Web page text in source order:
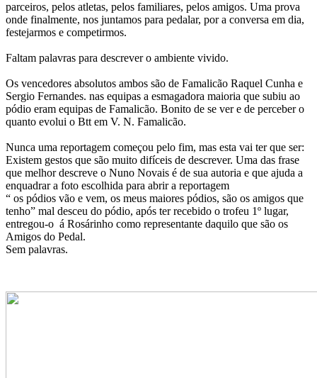
parceiros, pelos atletas, pelos familiares, pelos amigos. Uma prova
onde finalmente, nos juntamos para pedalar, por a conversa em dia,
festejarmos e competirmos.
Faltam palavras para descrever o ambiente vivido.
Os vencedores absolutos ambos são de Famalicão Raquel Cunha e
Sergio Fernandes. nas equipas a esmagadora maioria que subiu ao
pódio eram equipas de Famalicão. Bonito de se ver e de perceber o
quanto evolui o Btt em V. N. Famalicão.
Nunca uma reportagem começou pelo fim, mas esta vai ter que ser:
Existem gestos que são muito difíceis de descrever. Uma das frase
que melhor descreve o Nuno Novais é de sua autoria e que ajuda a
enquadrar a foto escolhida para abrir a reportagem
“ os pódios vão e vem, os meus maiores pódios, são os amigos que
tenho” mal desceu do pódio, após ter recebido o trofeu 1º lugar,
entregou-o á Rosárinho como representante daquilo que são os
Amigos do Pedal.
Sem palavras.